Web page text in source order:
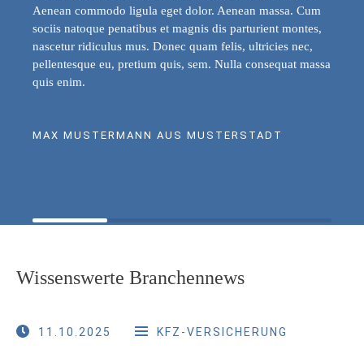
Aenean commodo ligula eget dolor. Aenean massa. Cum
sociis natoque penatibus et magnis dis parturient montes,
nascetur ridiculus mus. Donec quam felis, ultricies nec,
pellentesque eu, pretium quis, sem. Nulla consequat massa
quis enim.
MAX MUSTERMANN AUS MUSTERSTADT
Wissenswerte Branchennews
11.10.2025 KFZ-VERSICHERUNG